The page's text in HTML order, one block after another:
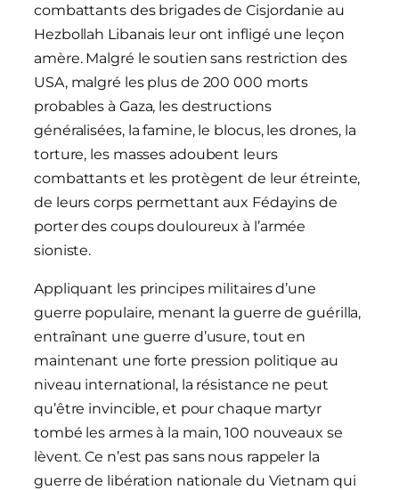
combattants des brigades de Cisjordanie au
Hezbollah Libanais leur ont infligé une leçon
amère. Malgré le soutien sans restriction des
USA, malgré les plus de 200 000 morts
probables à Gaza, les destructions
généralisées, la famine, le blocus, les drones, la
torture, les masses adoubent leurs
combattants et les protègent de leur étreinte,
de leurs corps permettant aux Fédayins de
porter des coups douloureux à l’armée
sioniste.
Appliquant les principes militaires d’une
guerre populaire, menant la guerre de guérilla,
entraînant une guerre d’usure, tout en
maintenant une forte pression politique au
niveau international, la résistance ne peut
qu’être invincible, et pour chaque martyr
tombé les armes à la main, 100 nouveaux se
lèvent. Ce n’est pas sans nous rappeler la
guerre de libération nationale du Vietnam qui